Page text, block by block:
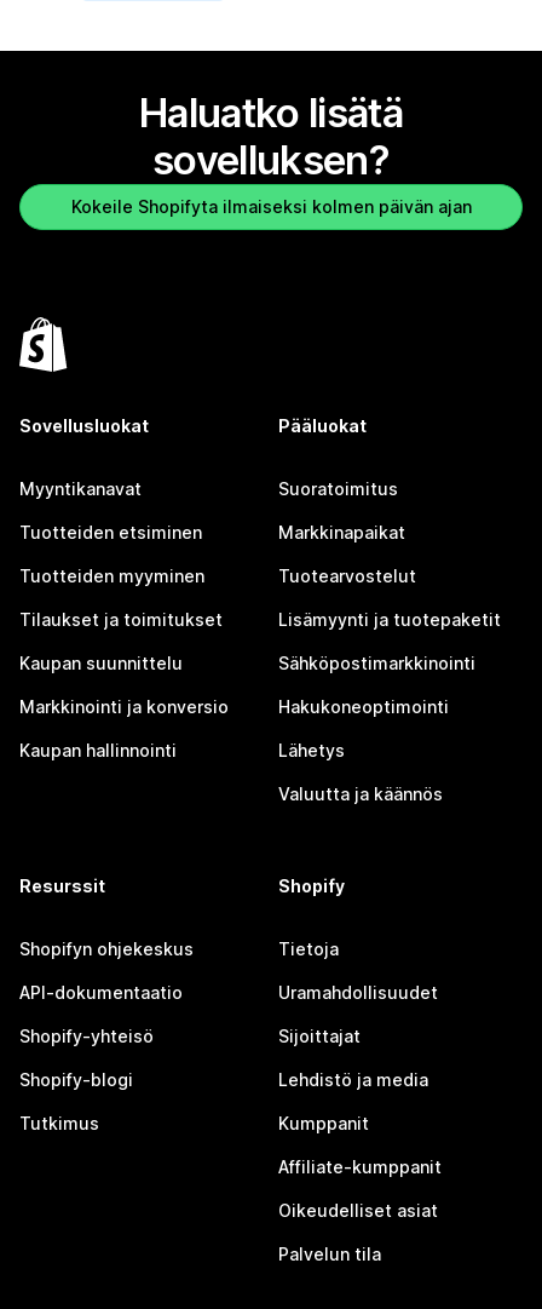
Haluatko lisätä
sovelluksen?
Kokeile Shopifyta ilmaiseksi kolmen päivän ajan
Sovellusluokat
Myyntikanavat
Tuotteiden etsiminen
Tuotteiden myyminen
Tilaukset ja toimitukset
Kaupan suunnittelu
Markkinointi ja konversio
Kaupan hallinnointi
Pääluokat
Suoratoimitus
Markkinapaikat
Tuotearvostelut
Lisämyynti ja tuotepaketit
Sähköpostimarkkinointi
Hakukoneoptimointi
Lähetys
Valuutta ja käännös
Resurssit
Shopifyn ohjekeskus
API-dokumentaatio
Shopify-yhteisö
Shopify-blogi
Tutkimus
Shopify
Tietoja
Uramahdollisuudet
Sijoittajat
Lehdistö ja media
Kumppanit
Affiliate-kumppanit
Oikeudelliset asiat
Palvelun tila